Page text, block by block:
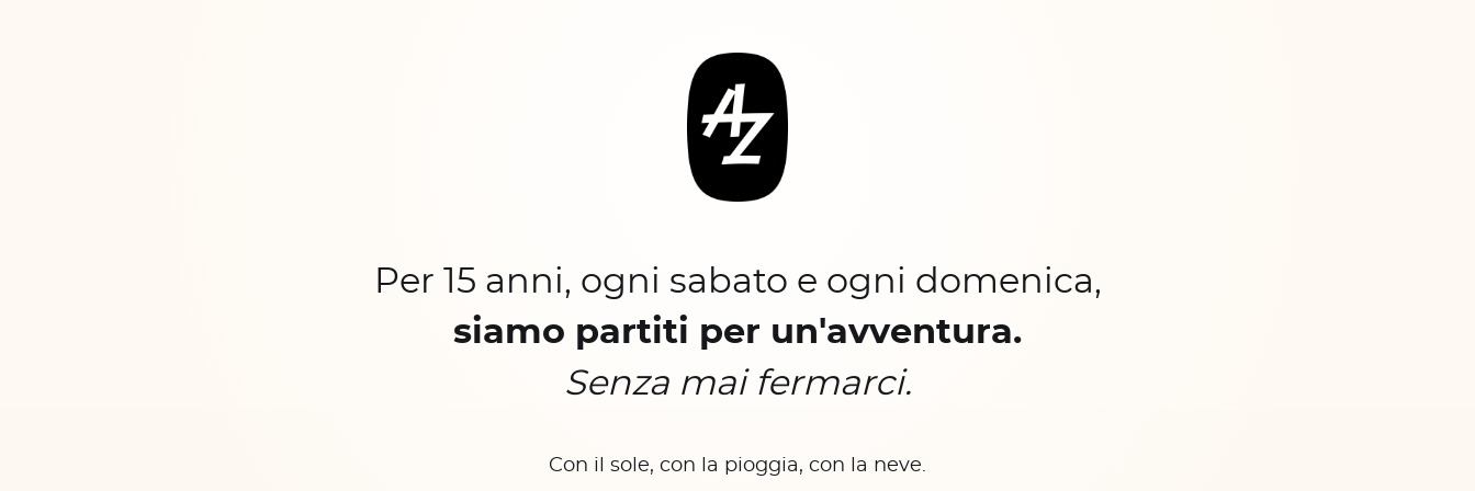
Per 15 anni, ogni sabato e ogni domenica,
siamo partiti per un'avventura.
Senza mai fermarci.
Con il sole, con la pioggia, con la neve.